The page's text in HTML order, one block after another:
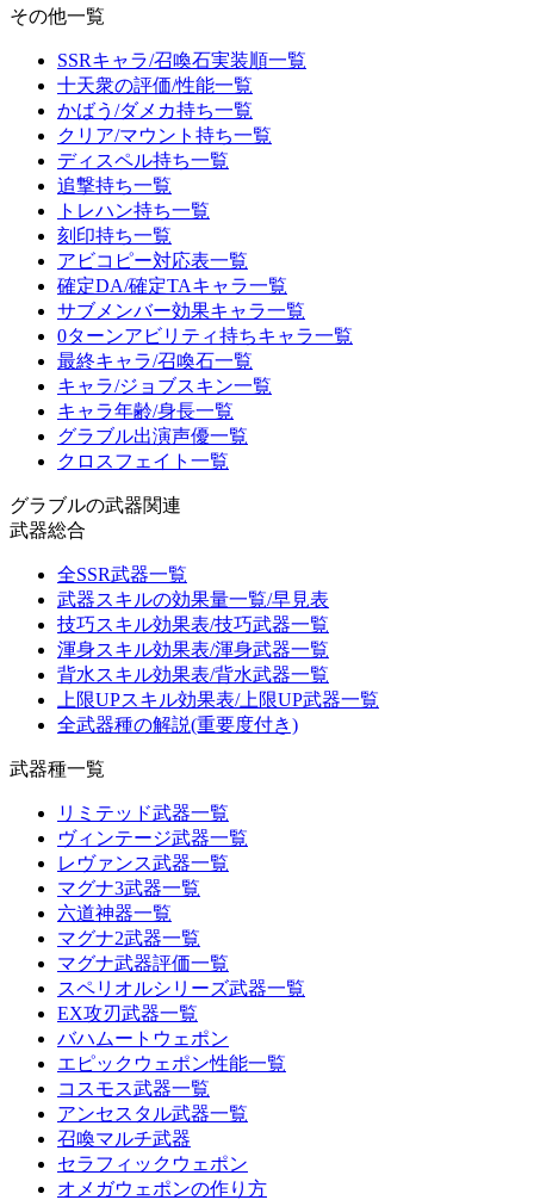
その他一覧
SSRキャラ/召喚石実装順一覧
十天衆の評価/性能一覧
かばう/ダメカ持ち一覧
クリア/マウント持ち一覧
ディスペル持ち一覧
追撃持ち一覧
トレハン持ち一覧
刻印持ち一覧
アビコピー対応表一覧
確定DA/確定TAキャラ一覧
サブメンバー効果キャラ一覧
0ターンアビリティ持ちキャラ一覧
最終キャラ/召喚石一覧
キャラ/ジョブスキン一覧
キャラ年齢/身長一覧
グラブル出演声優一覧
クロスフェイト一覧
グラブルの武器関連
武器総合
全SSR武器一覧
武器スキルの効果量一覧/早見表
技巧スキル効果表/技巧武器一覧
渾身スキル効果表/渾身武器一覧
背水スキル効果表/背水武器一覧
上限UPスキル効果表/上限UP武器一覧
全武器種の解説(重要度付き)
武器種一覧
リミテッド武器一覧
ヴィンテージ武器一覧
レヴァンス武器一覧
マグナ3武器一覧
六道神器一覧
マグナ2武器一覧
マグナ武器評価一覧
スペリオルシリーズ武器一覧
EX攻刃武器一覧
バハムートウェポン
エピックウェポン性能一覧
コスモス武器一覧
アンセスタル武器一覧
召喚マルチ武器
セラフィックウェポン
オメガウェポンの作り方